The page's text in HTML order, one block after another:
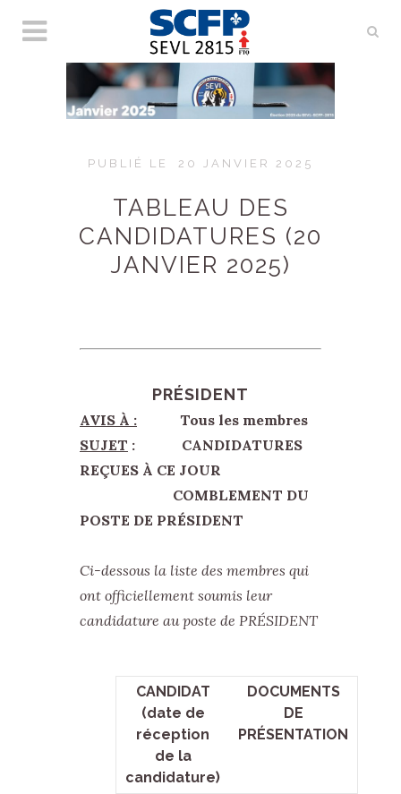
PUBLIÉ LE 20 JANVIER 2025
TABLEAU DES
CANDIDATURES (20
JANVIER 2025)
PRÉSIDENT
AVIS À : Tous les membres
SUJET : CANDIDATURES
REÇUES À CE JOUR
COMBLEMENT DU
POSTE DE PRÉSIDENT
Ci-dessous la liste des membres qui
ont officiellement soumis leur
candidature au poste de PRÉSIDENT
CANDIDAT
(date de
réception
de la
candidature)
DOCUMENTS
DE
PRÉSENTATION